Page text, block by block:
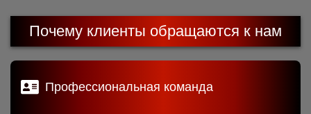
Почему клиенты обращаются к нам
Профессиональная команда